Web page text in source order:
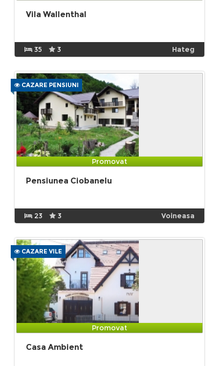
Vila Wallenthal
35 3 Hateg
CAZARE PENSIUNI
Promovat
Pensiunea Ciobanelu
23 3 Voineasa
CAZARE VILE
Promovat
Casa Ambient